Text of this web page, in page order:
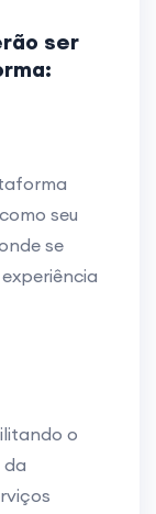
ser
seu
se
o
da